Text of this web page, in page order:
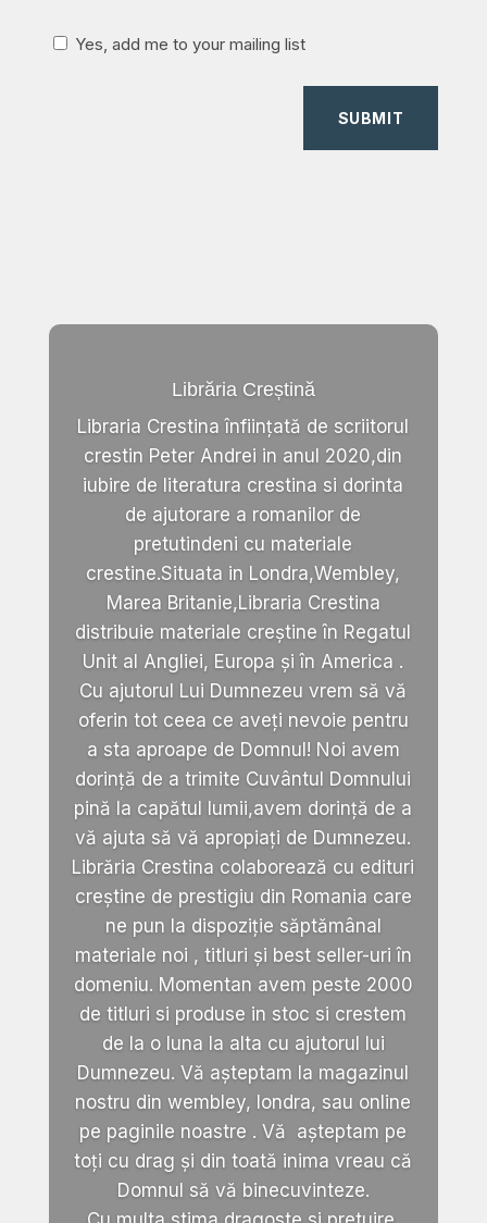
Yes, add me to your mailing list
SUBMIT
Librăria Creștină
Libraria Crestina înființată de scriitorul
crestin Peter Andrei in anul 2020,din
iubire de literatura crestina si dorinta
de ajutorare a romanilor de
pretutindeni cu materiale
crestine.Situata in Londra,Wembley,
Marea Britanie,Libraria Crestina
distribuie materiale creștine în Regatul
Unit al Angliei, Europa și în America .
Cu ajutorul Lui Dumnezeu vrem să vă
oferin tot ceea ce aveți nevoie pentru
a sta aproape de Domnul! Noi avem
dorință de a trimite Cuvântul Domnului
pină la capătul lumii,avem dorință de a
vă ajuta să vă apropiați de Dumnezeu.
Librăria Crestina colaborează cu edituri
creștine de prestigiu din Romania care
ne pun la dispoziție săptămânal
materiale noi , titluri și best seller-uri în
domeniu. Momentan avem peste 2000
de titluri si produse in stoc si crestem
de la o luna la alta cu ajutorul lui
Dumnezeu. Vă așteptam la magazinul
nostru din wembley, londra, sau online
pe paginile noastre . Vă așteptam pe
toți cu drag și din toată inima vreau că
Domnul să vă binecuvinteze.